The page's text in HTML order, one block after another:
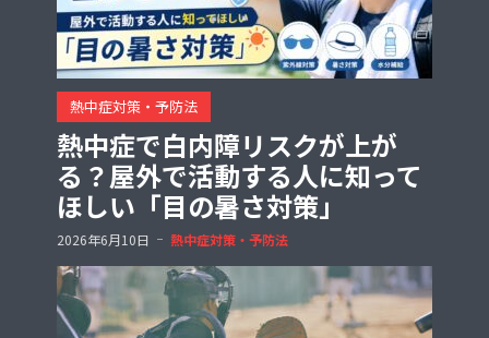
熱中症対策・予防法
熱中症で白内障リスクが上が
る？屋外で活動する人に知って
ほしい「目の暑さ対策」
2026年6月10日 熱中症対策・予防法